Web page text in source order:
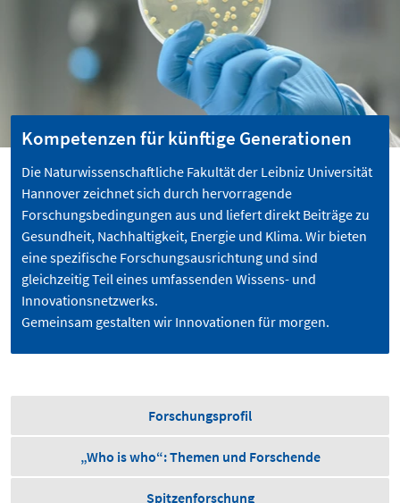
Kompetenzen für künftige Generationen
Die Naturwissenschaftliche Fakultät der Leibniz Universität
Hannover zeichnet sich durch hervorragende
Forschungsbedingungen aus und liefert direkt Beiträge zu
Gesundheit, Nachhaltigkeit, Energie und Klima. Wir bieten
eine spezifische Forschungsausrichtung und sind
gleichzeitig Teil eines umfassenden Wissens- und
Innovationsnetzwerks.
Gemeinsam gestalten wir Innovationen für morgen.
Forschungsprofil
„Who is who“: Themen und Forschende
Spitzenforschung